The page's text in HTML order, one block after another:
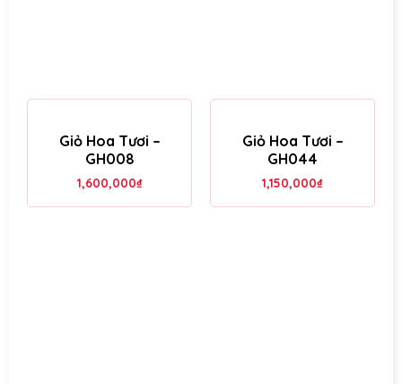
Giỏ Hoa Tươi –
GH008
1,600,000₫
Giỏ Hoa Tươi –
GH044
1,150,000₫